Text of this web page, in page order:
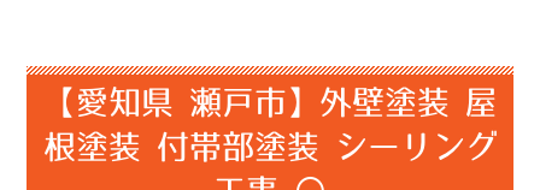
【愛知県 瀬戸市】外壁塗装 屋
根塗装 付帯部塗装 シーリング